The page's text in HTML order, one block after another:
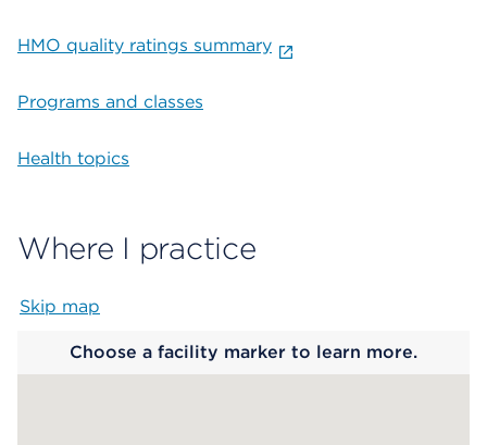
HMO quality ratings summary
Programs and classes
Health topics
Where I practice
Skip map
Choose a facility marker to learn more.